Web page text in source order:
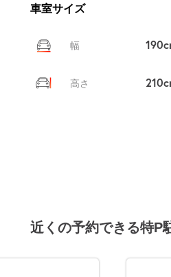
車室サイズ
幅
高さ
近くの予約できる特P